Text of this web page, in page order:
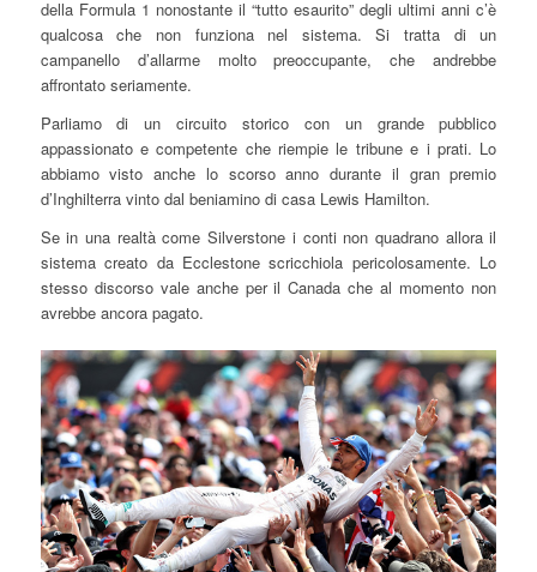
della Formula 1 nonostante il “tutto esaurito” degli ultimi anni c’è
qualcosa che non funziona nel sistema. Si tratta di un
campanello d’allarme molto preoccupante, che andrebbe
affrontato seriamente.
Parliamo di un circuito storico con un grande pubblico
appassionato e competente che riempie le tribune e i prati. Lo
abbiamo visto anche lo scorso anno durante il gran premio
d’Inghilterra vinto dal beniamino di casa Lewis Hamilton.
Se in una realtà come Silverstone i conti non quadrano allora il
sistema creato da Ecclestone scricchiola pericolosamente. Lo
stesso discorso vale anche per il Canada che al momento non
avrebbe ancora pagato.